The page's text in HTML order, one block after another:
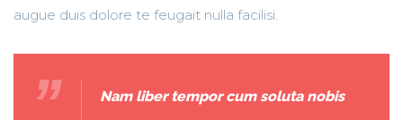
augue duis dolore te feugait nulla facilisi.
Nam liber tempor cum soluta nobis